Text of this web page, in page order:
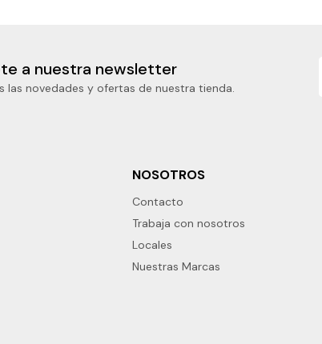
a nuestra newsletter
las novedades y ofertas de nuestra tienda.
NOSOTROS
Contacto
Trabaja con nosotros
Locales
Nuestras Marcas